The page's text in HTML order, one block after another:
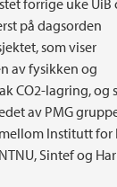
forrige uke UiB
på dagsorden
som viser
av fysikken og
CO2-lagring, og
av PMG
Institutt for
Sintef og